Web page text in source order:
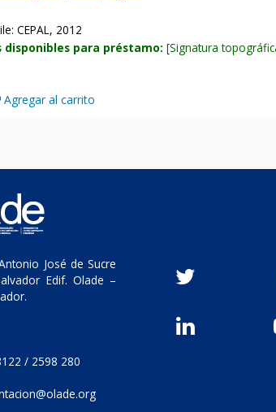
CEPAL, 2012
disponibles para préstamo: Signatura
Agregar al carrito
José de Sucre
Edif. Olade –
/ 2598 280